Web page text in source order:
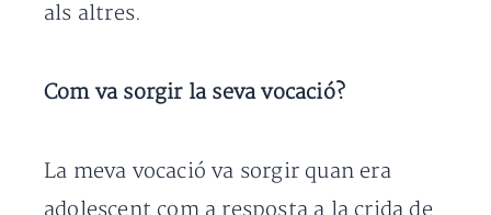
als altres.
Com va sorgir la seva vocació?
La meva vocació va sorgir quan era